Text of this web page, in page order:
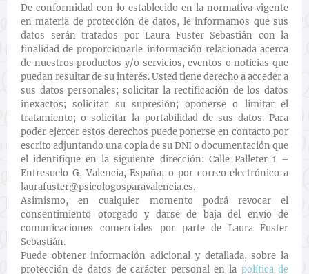
De conformidad con lo establecido en la normativa vigente
en materia de protección de datos, le informamos que sus
datos serán tratados por Laura Fuster Sebastián con la
finalidad de proporcionarle información relacionada acerca
de nuestros productos y/o servicios, eventos o noticias que
puedan resultar de su interés. Usted tiene derecho a acceder a
sus datos personales; solicitar la rectificación de los datos
inexactos; solicitar su supresión; oponerse o limitar el
tratamiento; o solicitar la portabilidad de sus datos. Para
poder ejercer estos derechos puede ponerse en contacto por
escrito adjuntando una copia de su DNI o documentación que
el identifique en la siguiente dirección: Calle Palleter 1 –
Entresuelo G, Valencia, España; o por correo electrónico a
laurafuster@psicologosparavalencia.es.
Asimismo, en cualquier momento podrá revocar el
consentimiento otorgado y darse de baja del envío de
comunicaciones comerciales por parte de Laura Fuster
Sebastián.
Puede obtener información adicional y detallada, sobre la
protección de datos de carácter personal en la política de